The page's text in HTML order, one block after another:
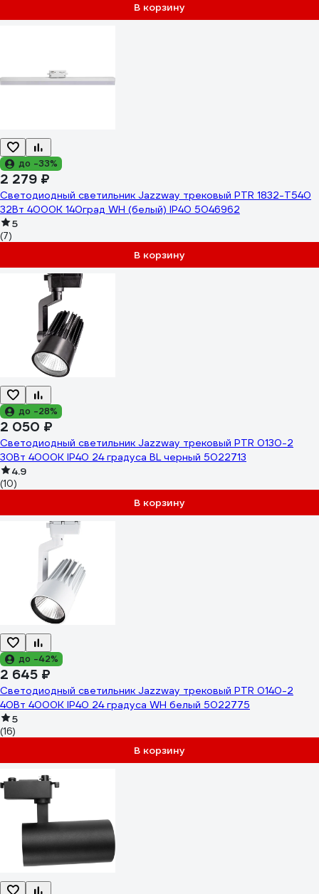
В корзину
до -33%
2 279 ₽
Светодиодный светильник Jazzway трековый PTR 1832-T540
32Вт 4000K 140град WH (белый) IP40 5046962
5
(7)
В корзину
до -28%
2 050 ₽
Светодиодный светильник Jazzway трековый PTR 0130-2
30Вт 4000К IP40 24 градуса BL черный 5022713
4.9
(10)
В корзину
до -42%
2 645 ₽
Светодиодный светильник Jazzway трековый PTR 0140-2
40Вт 4000К IP40 24 градуса WH белый 5022775
5
(16)
В корзину